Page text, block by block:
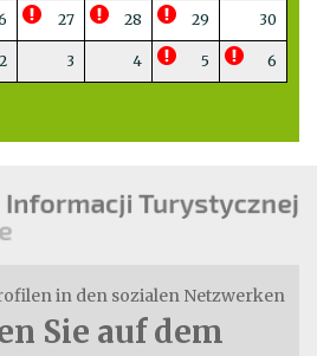
27 28 29 30
2 3 4 5 6
in den sozialen Netzwerken
Sie auf dem